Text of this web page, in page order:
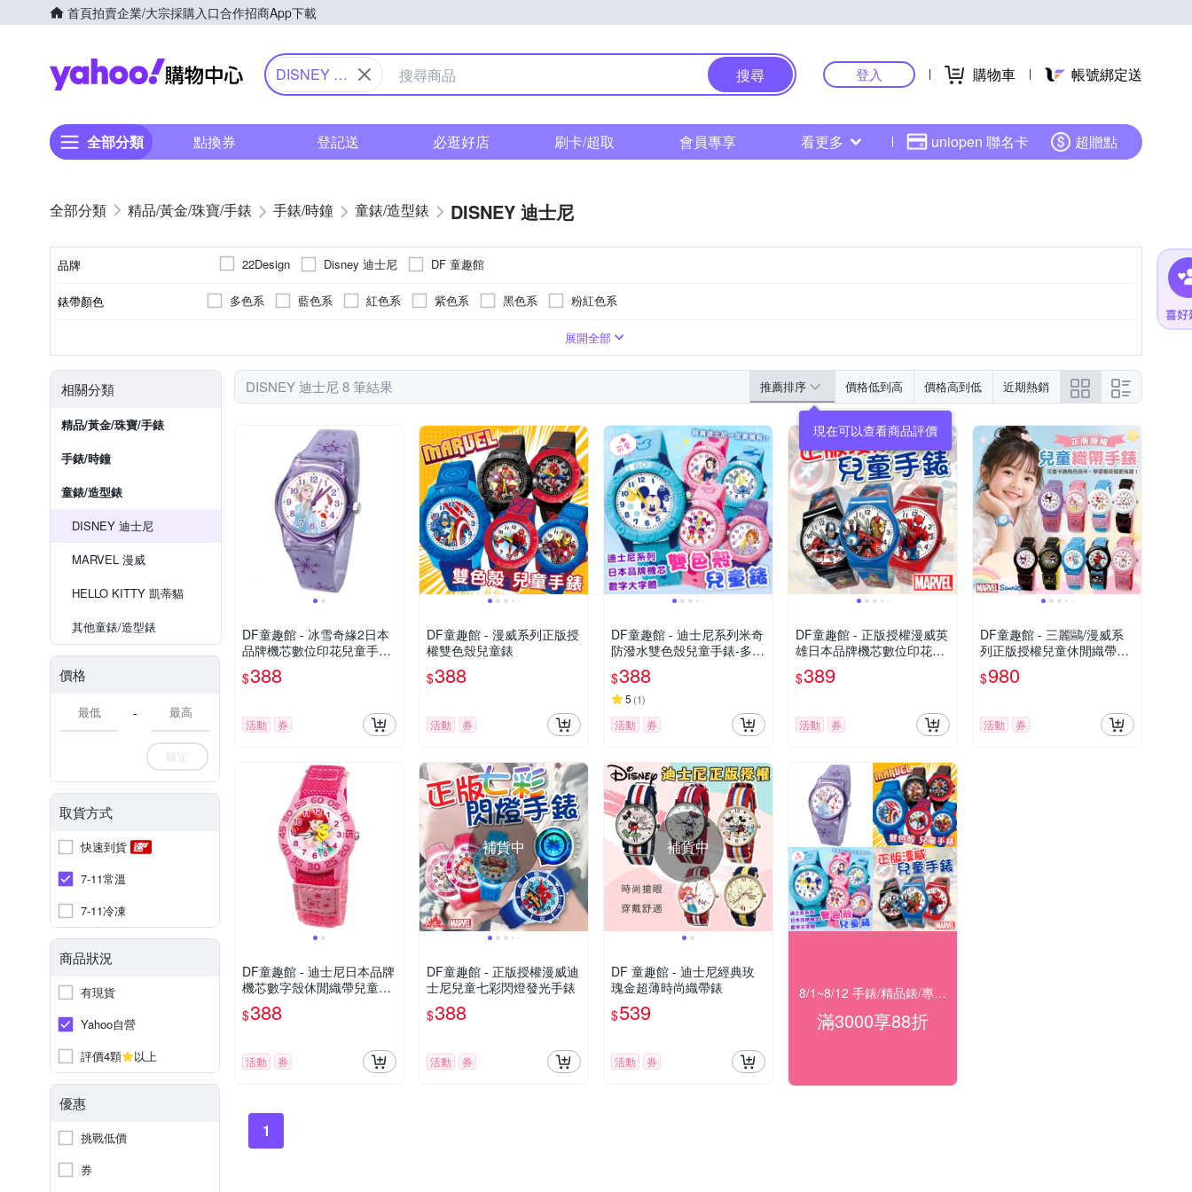
首頁拍賣企業/大宗採購入口合作招商App下載
Yahoo購物中心
DISNEY 迪
搜尋 登入 購物車 帳號綁定送
全部分類 點換券 登記送 必逛好店 刷卡/超取 會員專享 看更多 uniopen 聯名卡 超贈點
精品/黃金/珠寶/手錶 手錶/時鐘 童錶/造型錶 DISNEY 迪士尼
品牌 22Design Disney 迪士尼 DF 童趣館
錶帶顏色 多色系 藍色系 紅色系 紫色系 黑色系 粉紅色系
咖啡色系
展開全部
相關分類
精品/黃金/珠寶/手錶
手錶/時鐘
童錶/造型錶
DISNEY 迪士尼
MARVEL 漫威
HELLO KITTY 凱蒂貓
其他童錶/造型錶
價格
-
確定
取貨方式
快速到貨
7-11常溫
7-11冷凍
商品狀況
有現貨
Yahoo自營
評價4顆
以上
優惠
挑戰低價
券
DISNEY 迪士尼 8 筆結果 推薦排序 價格低到高 價格高到低 近期熱銷
現在可以查看商品評價
DF童趣館 - 冰雪奇緣2日本
品牌機芯數位印花兒童手錶-
共3色
$388
活動 券
DF童趣館 - 漫威系列正版授
權雙色殼兒童錶
$388
活動 券
DF童趣館 - 迪士尼系列米奇
防潑水雙色殼兒童手錶-多款
可選
$388
5 (1)
活動 券
DF童趣館 - 正版授權漫威英
雄日本品牌機芯數位印花兒
童手錶
$389
活動 券
DF童趣館 - 三麗鷗/漫威系
列正版授權兒童休閒織帶錶
- 多款可選
$980
活動 券
DF童趣館 - 迪士尼日本品牌
機芯數字殼休閒織帶兒童手
錶 - 多款可選
$388
活動 券
補貨中
DF童趣館 - 正版授權漫威迪
士尼兒童七彩閃燈發光手錶
$388
活動 券
補貨中
DF 童趣館 - 迪士尼經典玫
瑰金超薄時尚織帶錶
$539
活動 券
8/1~8/12 手錶/精品錶/專櫃飾品 指定商品滿$3000享88折
滿3000享88折
1